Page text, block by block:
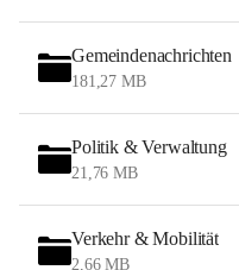
Gemeindenachrichten
181,27 MB
Politik & Verwaltung
21,76 MB
Verkehr & Mobilität
2,66 MB